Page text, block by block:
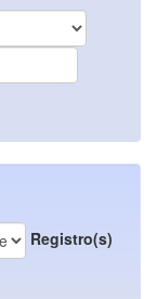
Registro(s)